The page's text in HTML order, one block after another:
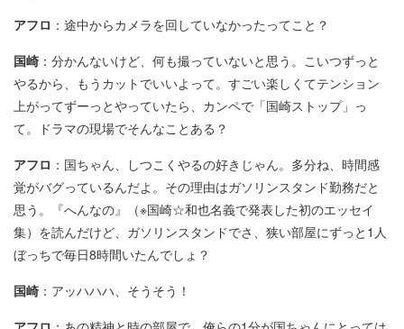
アフロ ：途中からカメラを回していなかったってこと？
国崎 ：分かんないけど、何も撮っていないと思う。こいつずっと
やるから、もうカットでいいよって。すごい楽しくてテンション
上がってずーっとやっていたら、カンペで「国崎ストップ」っ
て。ドラマの現場でそんなことある？
アフロ ：国ちゃん、しつこくやるの好きじゃん。多分ね、時間感
覚がバグっているんだよ。その理由はガソリンスタンド勤務だと
思う。『へんなの』（※国崎☆和也名義で発表した初のエッセイ
集）を読んだけど、ガソリンスタンドでさ、狭い部屋にずっと1人
ぼっちで毎日8時間いたんでしょ？
国崎 ：アッハハハ、そうそう！